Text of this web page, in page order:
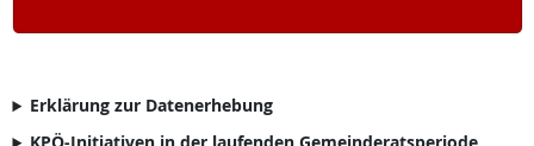
Erklärung zur Datenerhebung